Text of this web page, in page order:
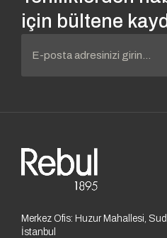
için bültene
Merkez Ofis: Huzur Mahallesi,
İstanbul